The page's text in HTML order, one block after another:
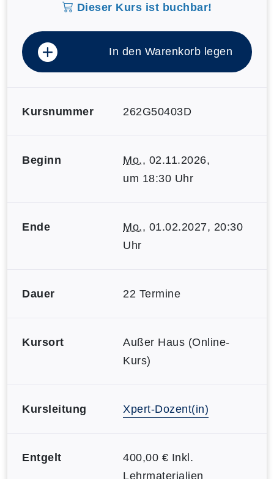
Dieser Kurs ist buchbar!
In den Warenkorb legen
Kursnummer 262G50403D
Beginn Mo., 02.11.2026,
um 18:30 Uhr
Ende Mo., 01.02.2027, 20:30
Uhr
Dauer 22 Termine
Kursort
Außer Haus (Online-
Kurs)
Kursleitung Xpert-Dozent(in)
Entgelt
400,00 € Inkl.
Lehrmaterialien